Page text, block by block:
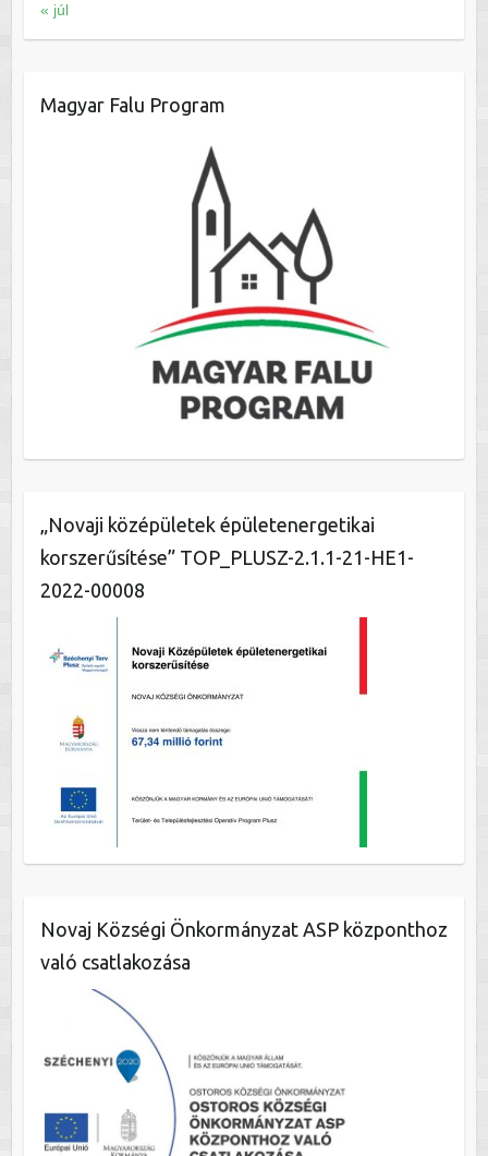
« júl
Magyar Falu Program
„Novaji középületek épületenergetikai
korszerűsítése” TOP_PLUSZ-2.1.1-21-HE1-
2022-00008
Novaj Községi Önkormányzat ASP központhoz
való csatlakozása